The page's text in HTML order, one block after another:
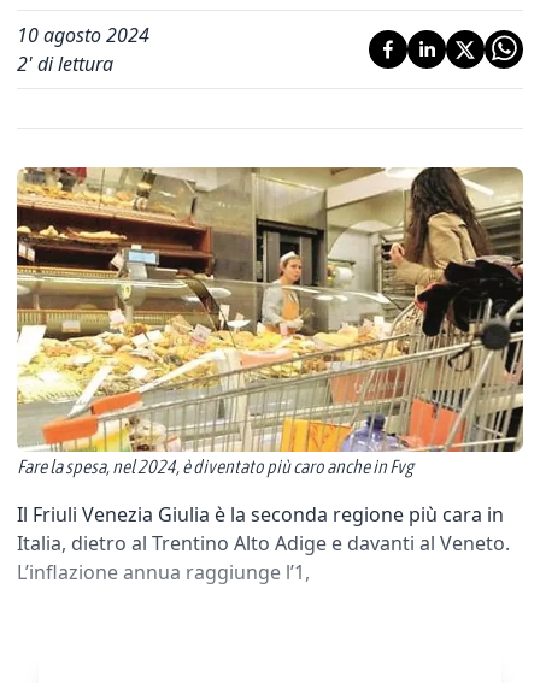
10 agosto 2024
2' di lettura
Fare la spesa, nel 2024, è diventato più caro anche in Fvg
Il Friuli Venezia Giulia è la seconda regione più cara in
Italia, dietro al Trentino Alto Adige e davanti al Veneto.
L’inflazione annua raggiunge l’1,